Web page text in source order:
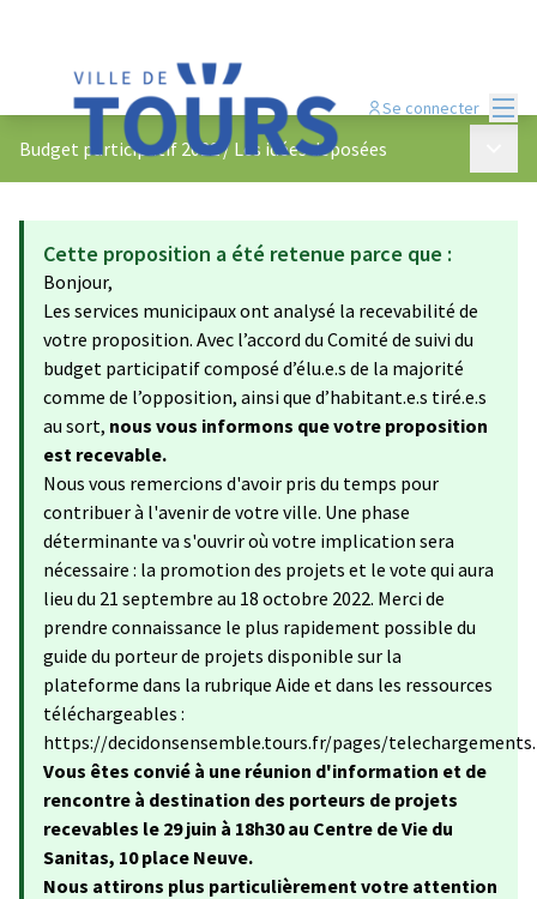
Se connecter
Budget participatif 2022/ Les idées déposées
Cette proposition a été retenue parce que :
Bonjour,
Les services municipaux ont analysé la recevabilité de
votre proposition. Avec l’accord du Comité de suivi du
budget participatif composé d’élu.e.s de la majorité
comme de l’opposition, ainsi que d’habitant.e.s tiré.e.s
au sort, nous vous informons que votre proposition
est recevable.
Nous vous remercions d'avoir pris du temps pour
contribuer à l'avenir de votre ville. Une phase
déterminante va s'ouvrir où votre implication sera
nécessaire : la promotion des projets et le vote qui aura
lieu du 21 septembre au 18 octobre 2022. Merci de
prendre connaissance le plus rapidement possible du
guide du porteur de projets disponible sur la
plateforme dans la rubrique Aide et dans les ressources
téléchargeables :
https://decidonsensemble.tours.fr/pages/telechargements.
Vous êtes convié à une réunion d'information et de
rencontre à destination des porteurs de projets
recevables le 29 juin à 18h30 au Centre de Vie du
Sanitas, 10 place Neuve.
Nous attirons plus particulièrement votre attention